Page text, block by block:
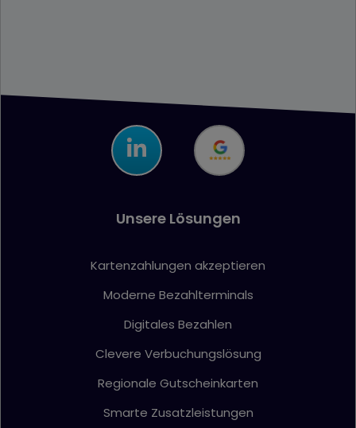
Unsere Lösungen
Kartenzahlungen akzeptieren
Moderne Bezahlterminals
Digitales Bezahlen
Clevere Verbuchungslösung
Regionale Gutscheinkarten
Smarte Zusatzleistungen